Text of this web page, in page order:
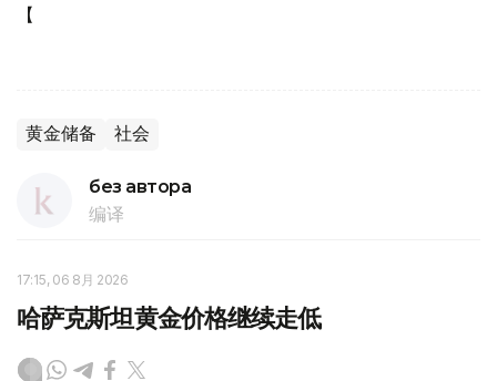
【
黄金储备 社会
без автора
编译
17:15, 06 8月 2026
哈萨克斯坦黄金价格继续走低